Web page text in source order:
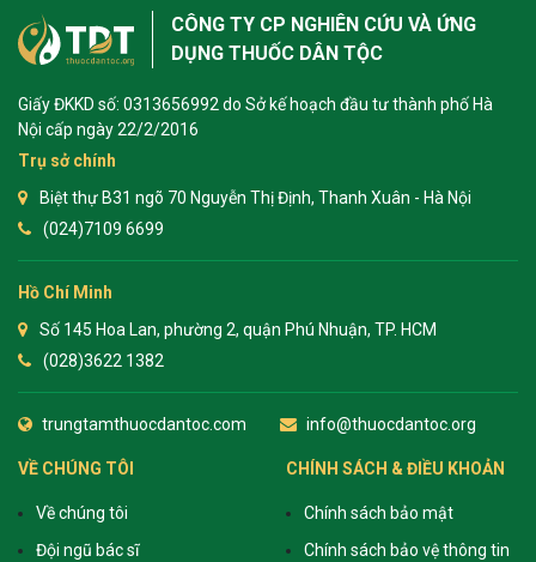
CÔNG TY CP NGHIÊN CỨU VÀ ỨNG
DỤNG THUỐC DÂN TỘC
Giấy ĐKKD số: 0313656992 do Sở kế hoạch đầu tư thành phố Hà
Nội cấp ngày 22/2/2016
Trụ sở chính
Biệt thự B31 ngõ 70 Nguyễn Thị Định, Thanh Xuân - Hà Nội
(024)7109 6699
Hồ Chí Minh
Số 145 Hoa Lan, phường 2, quận Phú Nhuận, TP. HCM
(028)3622 1382
trungtamthuocdantoc.com info@thuocdantoc.org
VỀ CHÚNG TÔI
Về chúng tôi
Đội ngũ bác sĩ
CHÍNH SÁCH & ĐIỀU KHOẢN
Chính sách bảo mật
Chính sách bảo vệ thông tin